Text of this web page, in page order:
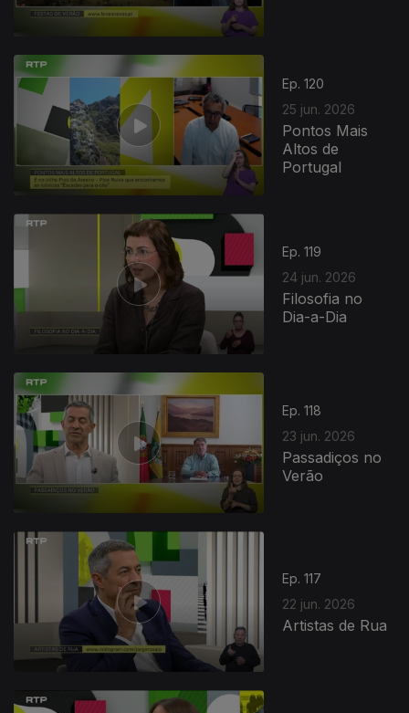
Ep. 120
25 jun. 2026
Pontos Mais
Altos de
Portugal
Ep. 119
24 jun. 2026
Filosofia no
Dia-a-Dia
Ep. 118
23 jun. 2026
Passadiços no
Verão
Ep. 117
22 jun. 2026
Artistas de Rua